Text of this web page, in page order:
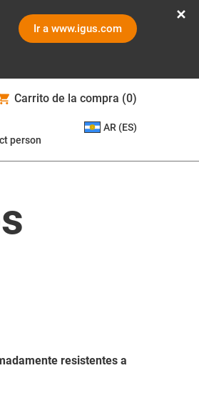
Ir a www.igus.com
Carrito de la compra (0)
person
AR (ES)
resistentes a